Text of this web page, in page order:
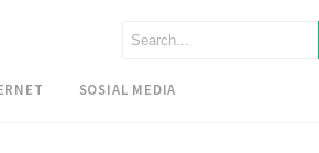
SOSIAL MEDIA